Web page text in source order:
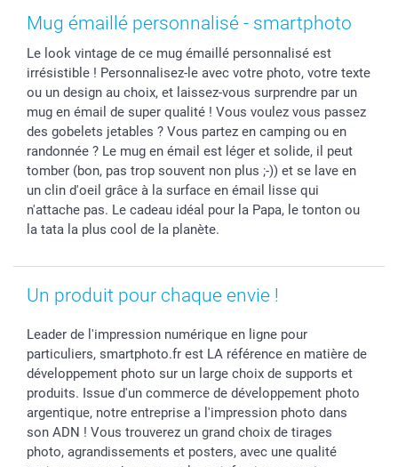
Coques smartphone
Stickers & Etiquettes
Cadres photo & accessoires déco
Dénicheur d'idées cadeau
Fête des Mères
Fête des Pères
Communion
Baptême
Toussaint
Rentrée des classes
Saint-Valentin
Vacances
Droit de rétraction
Plaintes
Vie privée
Gestion des cookies
Tarifs
Partenariats & Influence
Investisseurs
Aide
smartbonus
smartfriends
Livraison
Modes de paiement
Grandes quantités
Statut de ma commande
Mug émaillé personnalisé - smartphoto
Le look vintage de ce mug émaillé personnalisé est
irrésistible ! Personnalisez-le avec votre photo, votre texte
ou un design au choix, et laissez-vous surprendre par un
mug en émail de super qualité ! Vous voulez vous passez
des gobelets jetables ? Vous partez en camping ou en
randonnée ? Le mug en émail est léger et solide, il peut
tomber (bon, pas trop souvent non plus ;-)) et se lave en
un clin d'oeil grâce à la surface en émail lisse qui
n'attache pas. Le cadeau idéal pour la Papa, le tonton ou
la tata la plus cool de la planète.
Un produit pour chaque envie !
Leader de l'impression numérique en ligne pour
particuliers, smartphoto.fr est LA référence en matière de
développement photo sur un large choix de supports et
produits. Issue d'un commerce de développement photo
argentique, notre entreprise a l'impression photo dans
son ADN ! Vous trouverez un grand choix de tirages
photo, agrandissements et posters, avec une qualité